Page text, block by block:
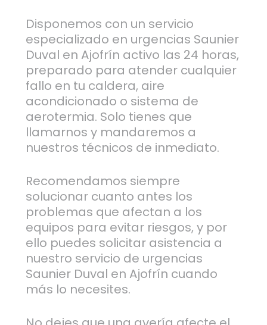
Disponemos con un servicio
especializado en urgencias Saunier
Duval en Ajofrín activo las 24 horas,
preparado para atender cualquier
fallo en tu caldera, aire
acondicionado o sistema de
aerotermia. Solo tienes que
llamarnos y mandaremos a
nuestros técnicos de inmediato.
Recomendamos siempre
solucionar cuanto antes los
problemas que afectan a los
equipos para evitar riesgos, y por
ello puedes solicitar asistencia a
nuestro servicio de urgencias
Saunier Duval en Ajofrín cuando
más lo necesites.